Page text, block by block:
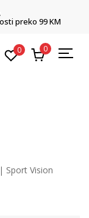
preko 99 KM
0 0
Sport Vision